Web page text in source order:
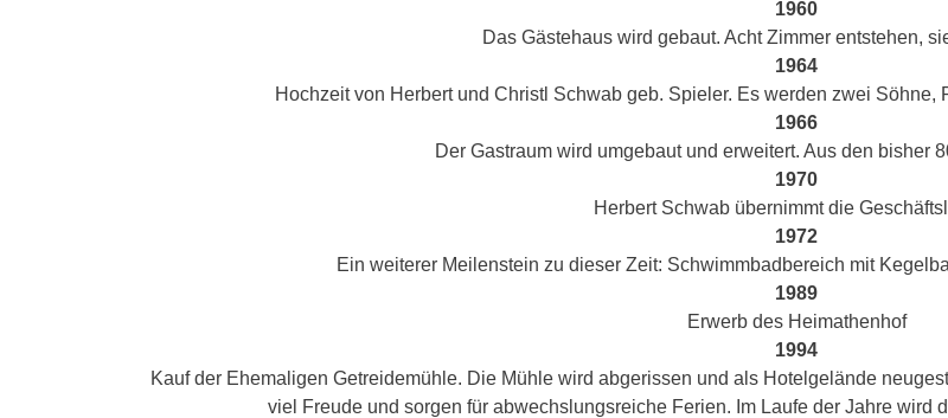
1960
Das Gästehaus wird gebaut. Acht Zimmer entstehen,
1964
Hochzeit von Herbert und Christl Schwab geb. Spieler. Es werden zwei Söhne,
1966
Der Gastraum wird umgebaut und erweitert. Aus den bisher
1970
Herbert Schwab übernimmt die
1972
Ein weiterer Meilenstein zu dieser Zeit: Schwimmbadbereich mit
1989
Erwerb des Heimathenhof
1994
Kauf der Ehemaligen Getreidemühle. Die Mühle wird abgerissen und als Hotelgelände
viel Freude und sorgen für abwechslungsreiche Ferien. Im Laufe der Jahre wird